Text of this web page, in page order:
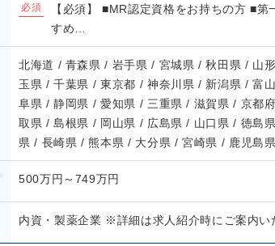
必須
【必須】 ■MR認定資格をお持ちの方 ■
すめ…
北海道 / 青森県 / 岩手県 / 宮城県 / 秋田県 / 山
玉県 / 千葉県 / 東京都 / 神奈川県 / 新潟県 / 富
阜県 / 静岡県 / 愛知県 / 三重県 / 滋賀県 / 京都
取県 / 島根県 / 岡山県 / 広島県 / 山口県 / 徳島
県 / 長崎県 / 熊本県 / 大分県 / 宮崎県 / 鹿児島
500万円～749万円
内資・製薬企業 ※詳細は求人紹介時にご案内い